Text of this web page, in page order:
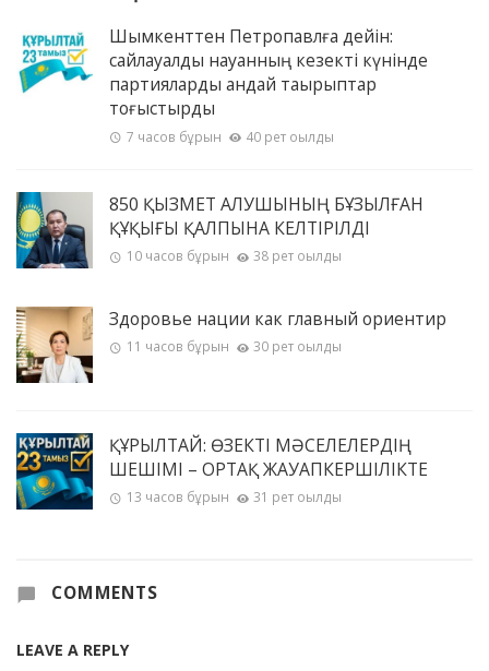
Шымкенттен Петропавлға дейін:
сайлауалды науқанның кезекті күнінде
партияларды қандай тақырыптар
тоғыстырды
7 часов бұрын 40 рет оқылды
850 ҚЫЗМЕТ АЛУШЫНЫҢ БҰЗЫЛҒАН
ҚҰҚЫҒЫ ҚАЛПЫНА КЕЛТІРІЛДІ
10 часов бұрын 38 рет оқылды
Здоровье нации как главный ориентир
11 часов бұрын 30 рет оқылды
ҚҰРЫЛТАЙ: ӨЗЕКТІ МӘСЕЛЕЛЕРДІҢ
ШЕШІМІ – ОРТАҚ ЖАУАПКЕРШІЛІКТЕ
13 часов бұрын 31 рет оқылды
COMMENTS
LEAVE A REPLY